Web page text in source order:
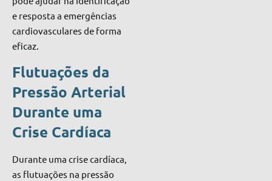
e resposta a emergências
cardiovasculares de forma
eficaz.
Flutuações da
Pressão Arterial
Durante uma
Crise Cardíaca
Durante uma crise cardíaca,
as flutuações na pressão